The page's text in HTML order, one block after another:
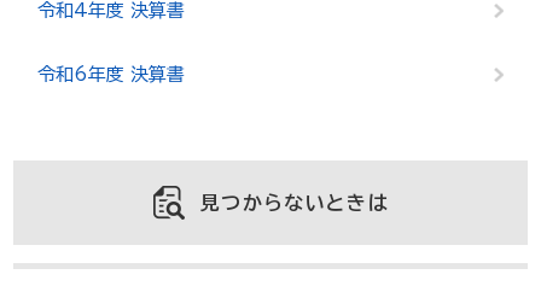
令和4年度 決算書
令和6年度 決算書
見つからないときは